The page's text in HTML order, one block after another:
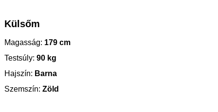
Külsőm
Magasság: 179 cm
Testsúly: 90 kg
Hajszín: Barna
Szemszín: Zöld